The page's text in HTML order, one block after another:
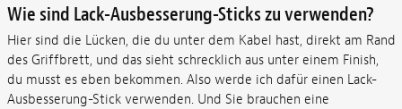
Wie sind Lack-Ausbesserung-Sticks zu verwenden?
Hier sind die Lücken, die du unter dem Kabel hast, direkt am Rand
des Griffbrett, und das sieht schrecklich aus unter einem Finish,
du musst es eben bekommen. Also werde ich dafür einen Lack-
Ausbesserung-Stick verwenden. Und Sie brauchen eine